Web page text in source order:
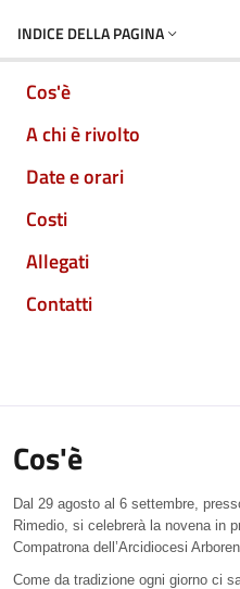
INDICE DELLA PAGINA
Cos'è
A chi è rivolto
Date e orari
Costi
Allegati
Contatti
Cos'è
Dal 29 agosto al 6 settembre,
Rimedio, si celebrerà la novena in
Compatrona dell’Arcidiocesi
Come da tradizione ogni giorno ci